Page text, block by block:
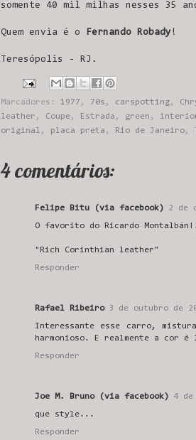
somente 40 mil milhas nesses 35
Quem envia é o Fernando Robady!
Teresópolis - RJ.
Marcadores: 1977 , 70s , carspotting,
leather , Coupe, Estrada , green ,
original , placa preta , Rio de Janeiro,
4 comentários:
Felipe Bitu (via facebook) 2 de
O favorito do Ricardo
"Rich Corinthian leather"
Responder
Rafael Ribeiro 3 de outubro de
Interessante esse carro,
harmonioso. E realmente a cor é
Responder
Joe M. Bruno (via facebook) 4 de
que style...
Responder